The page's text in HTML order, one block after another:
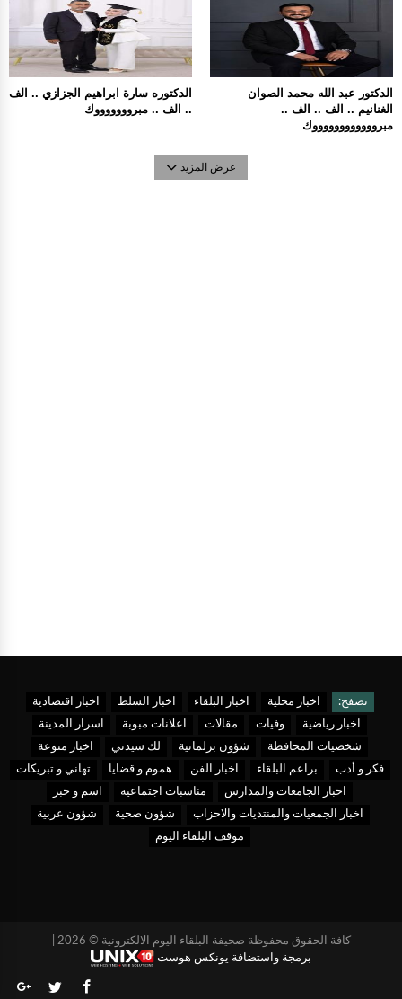
الدكتوره سارة ابراهيم الجزازي .. الف
.. الف .. مبروووووووك
الدكتور عبد الله محمد الصوان
الغنانيم .. الف .. الف ..
مبرووووووووووووك
عرض المزيد
تصفح: اخبار محلية اخبار البلقاء اخبار السلط
اخبار اقتصادية
اخبار رياضية
وفيات مقالات اعلانات مبوبة
اسرار المدينة
شخصيات المحافظة
شؤون برلمانية لك سيدتي
اخبار منوعة
فكر و أدب
براعم البلقاء اخبار الفن هموم و قضايا
تهاني و تبريكات
اخبار الجامعات والمدارس
مناسبات اجتماعية
اسم و خبر
اخبار الجمعيات والمنتديات والاحزاب
شؤون صحية
شؤون عربية
موقف البلقاء اليوم
كافة الحقوق محفوظة صحيفة البلقاء اليوم الالكترونية © 2026 |
برمجة واستضافة يونكس هوست